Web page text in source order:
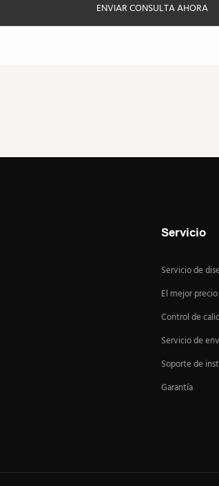
ENVIAR CONSULTA AHORA
Servicio
Servicio de
El mejor
Control de
Servicio de
Soporte de
Garantía